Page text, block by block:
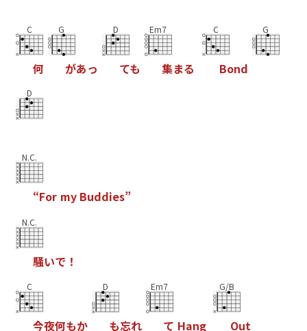
C
何
G
があっ
D
ても
Em7
集まる
C
Bond
G
D
N.C.
“For my Buddies”
N.C.
騒いで ！
C
今夜何もか
D
も忘れ
Em7
て Hang
G/B
Out